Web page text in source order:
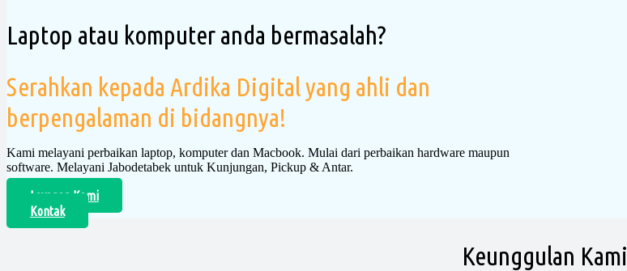
Laptop atau komputer anda bermasalah?
Serahkan kepada Ardika Digital yang ahli dan
berpengalaman di bidangnya!
Kami melayani perbaikan laptop, komputer dan Macbook. Mulai dari perbaikan hardware maupun
software. Melayani Jabodetabek untuk Kunjungan, Pickup & Antar.
Layanan Kami
Kontak
Keunggulan Kami